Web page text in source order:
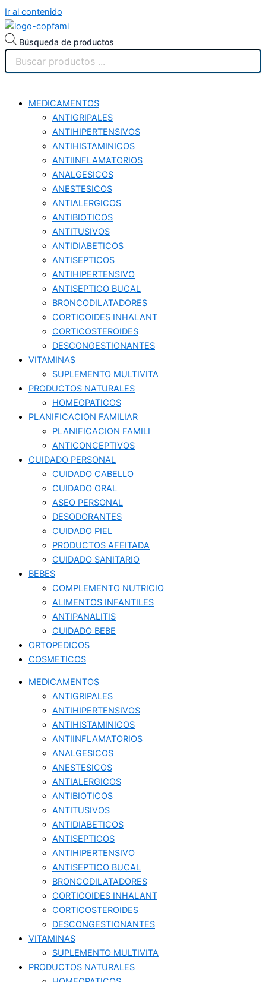
Ir al contenido
Búsqueda de productos
MEDICAMENTOS
ANTIGRIPALES
ANTIHIPERTENSIVOS
ANTIHISTAMINICOS
ANTIINFLAMATORIOS
ANALGESICOS
ANESTESICOS
ANTIALERGICOS
ANTIBIOTICOS
ANTITUSIVOS
ANTIDIABETICOS
ANTISEPTICOS
ANTIHIPERTENSIVO
ANTISEPTICO BUCAL
BRONCODILATADORES
CORTICOIDES INHALANT
CORTICOSTEROIDES
DESCONGESTIONANTES
VITAMINAS
SUPLEMENTO MULTIVITA
PRODUCTOS NATURALES
HOMEOPATICOS
PLANIFICACION FAMILIAR
PLANIFICACION FAMILI
ANTICONCEPTIVOS
CUIDADO PERSONAL
CUIDADO CABELLO
CUIDADO ORAL
ASEO PERSONAL
DESODORANTES
CUIDADO PIEL
PRODUCTOS AFEITADA
CUIDADO SANITARIO
BEBES
COMPLEMENTO NUTRICIO
ALIMENTOS INFANTILES
ANTIPANALITIS
CUIDADO BEBE
ORTOPEDICOS
COSMETICOS
MEDICAMENTOS
ANTIGRIPALES
ANTIHIPERTENSIVOS
ANTIHISTAMINICOS
ANTIINFLAMATORIOS
ANALGESICOS
ANESTESICOS
ANTIALERGICOS
ANTIBIOTICOS
ANTITUSIVOS
ANTIDIABETICOS
ANTISEPTICOS
ANTIHIPERTENSIVO
ANTISEPTICO BUCAL
BRONCODILATADORES
CORTICOIDES INHALANT
CORTICOSTEROIDES
DESCONGESTIONANTES
VITAMINAS
SUPLEMENTO MULTIVITA
PRODUCTOS NATURALES